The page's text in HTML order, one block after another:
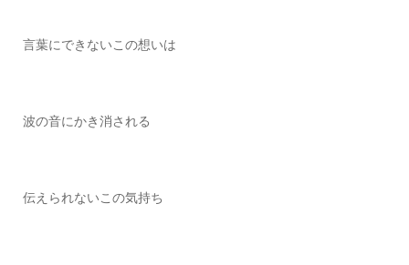
言葉にできないこの想いは
波の音にかき消される
伝えられないこの気持ち